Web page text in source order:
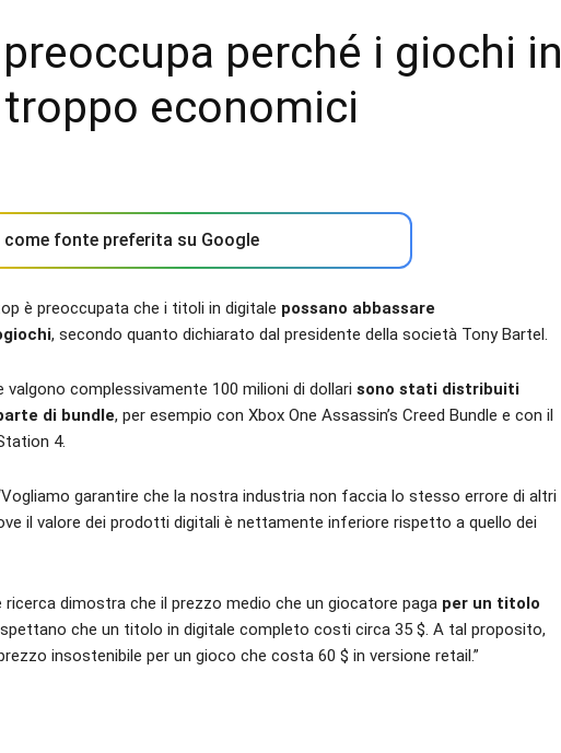
perché i giochi in
economici
fonte preferita su Google
è preoccupata che i titoli in digitale possano abbassare
, secondo quanto dichiarato dal presidente della società Tony Bartel.
complessivamente 100 milioni di dollari sono stati distribuiti
di bundle, per esempio con Xbox One Assassin’s Creed Bundle e con il
4.
garantire che la nostra industria non faccia lo stesso errore di altri
il valore dei prodotti digitali è nettamente inferiore rispetto a quello dei
dimostra che il prezzo medio che un giocatore paga per un titolo
che un titolo in digitale completo costi circa 35 $. A tal proposito,
insostenibile per un gioco che costa 60 $ in versione retail.”